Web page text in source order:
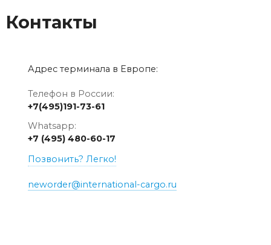
Контакты
Адрес терминала в Европе:
Телефон в России:
+7(495)191-73-61
Whatsapp:
+7 (495) 480-60-17
Позвонить? Легко!
neworder@international-cargo.ru